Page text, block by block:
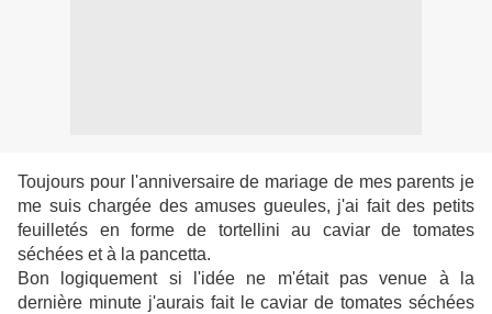
Toujours pour l'anniversaire de mariage de mes parents je
me suis chargée des amuses gueules, j'ai fait des petits
feuilletés en forme de tortellini au caviar de tomates
séchées et à la pancetta.
Bon logiquement si l'idée ne m'était pas venue à la
dernière minute j'aurais fait le caviar de tomates séchées